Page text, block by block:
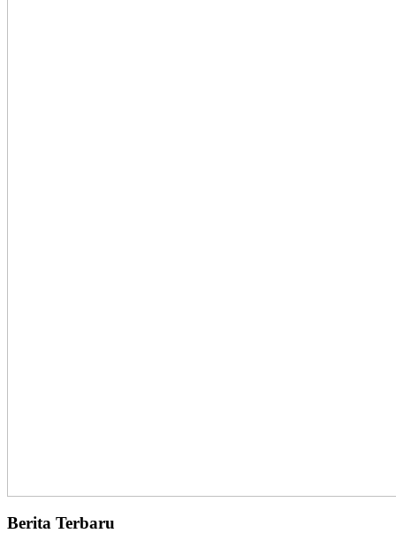
Berita Terbaru